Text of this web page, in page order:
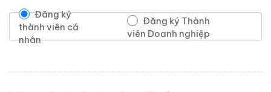
Đăng ký
thành viên cá
nhân
Đăng ký Thành
viên Doanh nghiệp